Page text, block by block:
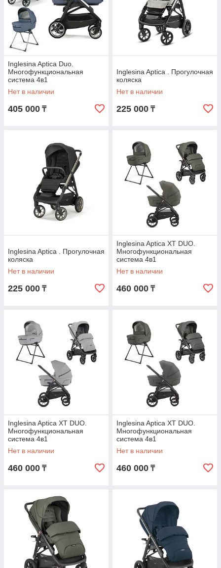
Inglesina Aptica Duo.
Многофункциональная
система 4в1
Нет в наличии
405 000 ₸
Inglesina Aptica . Прогулочная
коляска
Нет в наличии
225 000 ₸
Inglesina Aptica . Прогулочная
коляска
Нет в наличии
225 000 ₸
Inglesina Aptica XT DUO.
Многофункциональная
система 4в1
Нет в наличии
460 000 ₸
Inglesina Aptica XT DUO.
Многофункциональная
система 4в1
Нет в наличии
460 000 ₸
Inglesina Aptica XT DUO.
Многофункциональная
система 4в1
Нет в наличии
460 000 ₸